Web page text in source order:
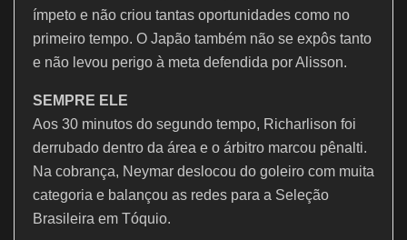
ímpeto e não criou tantas oportunidades como no
primeiro tempo. O Japão também não se expôs tanto
e não levou perigo à meta defendida por Alisson.
SEMPRE ELE
Aos 30 minutos do segundo tempo, Richarlison foi
derrubado dentro da área e o árbitro marcou pênalti.
Na cobrança, Neymar deslocou do goleiro com muita
categoria e balançou as redes para a Seleção
Brasileira em Tóquio.